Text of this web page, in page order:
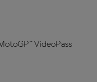
VideoPass